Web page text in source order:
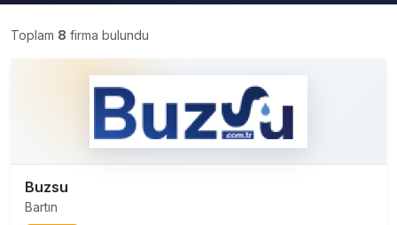
Toplam 8 firma bulundu
Buzsu
Bartın